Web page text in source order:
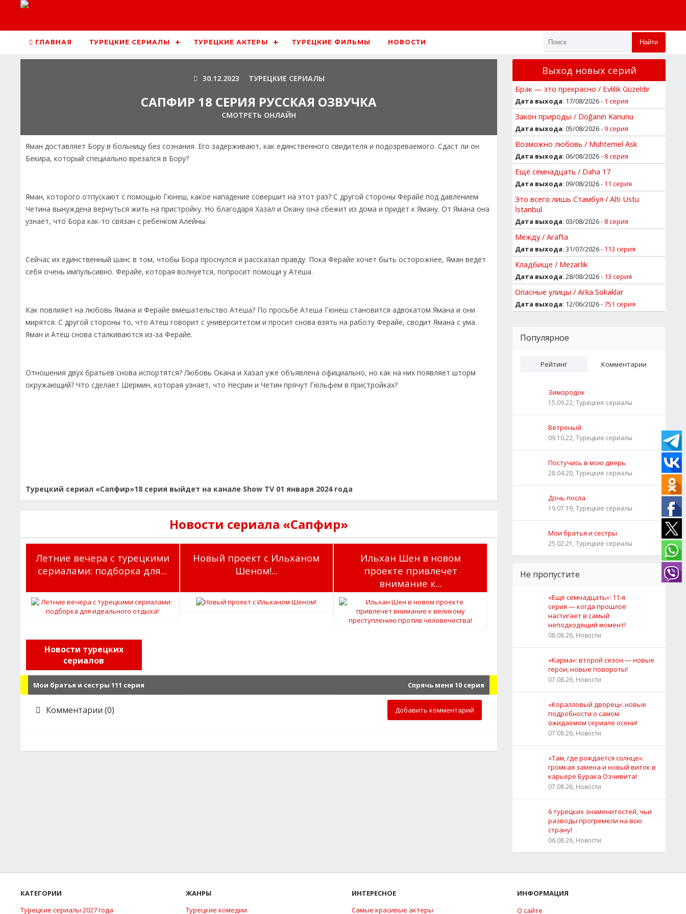
ГЛАВНАЯ ТУРЕЦКИЕ СЕРИАЛЫ ТУРЕЦКИЕ АКТЕРЫ ТУРЕЦКИЕ ФИЛЬМЫ НОВОСТИ Найти
30.12.2023 ТУРЕЦКИЕ СЕРИАЛЫ
САПФИР 18 СЕРИЯ РУССКАЯ ОЗВУЧКА
СМОТРЕТЬ ОНЛАЙН
Яман доставляет Бору в больницу без сознания. Его задерживают, как единственного свидителя и подозреваемого. Сдаст ли он
Бекира, который специально врезался в Бору?
Яман, которого отпускают с помощью Гюнеш, какое нападение совершит на этот раз? С другой стороны Ферайе под давлением
Четина вынуждена вернуться жить на пристройку. Но благодаря Хазал и Окану она сбежит из дома и придёт к Яману. От Ямана она
узнаёт, что Бора как-то связан с ребенком Алейны.
Сейчас их единственный шанс в том, чтобы Бора проснулся и рассказал правду. Пока Ферайе хочет быть осторожнее, Яман ведёт
себя очень импульсивно. Ферайе, которая волнуется, попросит помощи у Атеша.
Как повлияет на любовь Ямана и Ферайе вмешательство Атеша? По просьбе Атеша Гюнеш становится адвокатом Ямана и они
мирятся. С другой стороны то, что Атеш говорит с университетом и просит снова взять на работу Ферайе, сводит Ямана с ума.
Яман и Атеш снова сталкиваются из-за Ферайе.
Отношения двух братьев снова испортятся? Любовь Окана и Хазал уже объявлена официально, но как на них появляет шторм
окружающий? Что сделает Шермин, которая узнает, что Несрин и Четин прячут Гюльфем в пристройках?
Турецкий сериал «Сапфир»18 серия выйдет на канале Show TV 01 января 2024 года
Новости сериала «Сапфир»
Летние вечера с турецкими
сериалами: подборка для...
Новый проект с Ильханом
Шеном!...
Ильхан Шен в новом
проекте привлечет
внимание к...
Новости турецких
сериалов
Мои братья и сестры 111 серия Спрячь меня 10 серия
Комментарии (0) Добавить комментарий
Выход новых серий
Брак — это прекрасно / Evlilik Güzeldir
Дата выхода: 17/08/2026 - 1 серия
Закон природы / Doğanın Kanunu
Дата выхода: 05/08/2026 -9 серия
Возможно любовь / Muhtemel Ask
Дата выхода: 06/08/2026 - 8 серия
Ещё семнадцать / Daha 17
Дата выхода: 09/08/2026 - 11 серия
Это всего лишь Стамбул / Altı Ustu
İstanbul
Дата выхода: 03/08/2026 - 8 серия
Между / Arafta
Дата выхода: 31/07/2026 - 113 серия
Кладбище / Mezarlik
Дата выхода: 28/08/2026 - 13 серия
Опасные улицы / Arka Sokaklar
Дата выхода: 12/06/2026 -751 серия
Популярное
Рейтинг Комментарии
Зимородок
15.09.22, Турецкие сериалы
Ветреный
09.10.22, Турецкие сериалы
Постучись в мою дверь
28.04.20, Турецкие сериалы
Дочь посла
19.07.19, Турецкие сериалы
Мои братья и сестры
25.02.21, Турецкие сериалы
Не пропустите
«Ещё семнадцать»: 11‑я
серия — когда прошлое
настигает в самый
неподходящий момент!
08.08.26, Новости
«Карма»: второй сезон — новые
герои, новые повороты!
07.08.26, Новости
«Коралловый дворец»: новые
подробности о самом
ожидаемом сериале осени!
07.08.26, Новости
«Там, где рождается солнце»:
громкая замена и новый виток в
карьере Бурака Озчивита!
07.08.26, Новости
6 турецких знаменитостей, чьи
разводы прогремели на всю
страну!
06.08.26, Новости
КАТЕГОРИИ
Турецкие сериалы 2027 года
ЖАНРЫ
Турецкие комедии
ИНТЕРЕСНОЕ
Самые красивые актеры
ИНФОРМАЦИЯ
О сайте